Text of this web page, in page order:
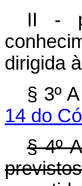
II -
dirigida
§ 3º
14 do
§ 4º